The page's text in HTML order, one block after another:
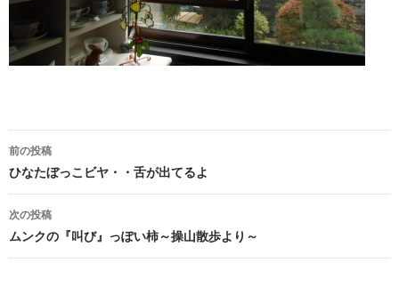
投
稿
ナ
前の投稿
ひなたぼっこビヤ・・舌が出てるよ
次の投稿
ムンクの『叫び』っぽい柿～操山散歩より～